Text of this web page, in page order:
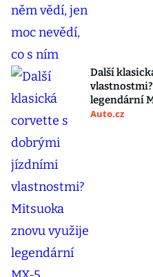
Další
legendární
Auto.cz